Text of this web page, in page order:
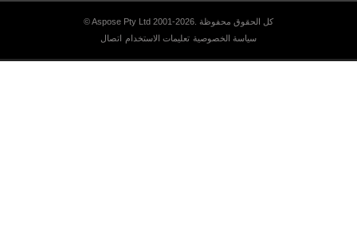
© Aspose Pty Ltd 2001-2026. كل الحقوق محفوظة
سياسة الخصوصية تعليمات الاستخدام اتصال